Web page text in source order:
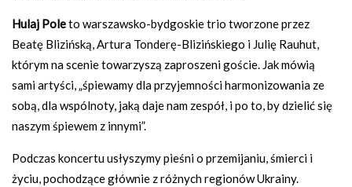
Hulaj Poleto warszawsko-bydgoskie trio tworzone przez
Beatę Blizińską, Artura Tonderę-Blizińskiego i Julię Rauhut,
którym na scenie towarzyszą zaproszeni goście. Jak mówią
sami artyści, „śpiewamy dla przyjemności harmonizowania ze
sobą, dla wspólnoty, jaką daje nam zespół, i po to, by dzielić się
naszym śpiewem z innymi”.
Podczas koncertu usłyszymy pieśni o przemijaniu, śmierci i
życiu, pochodzące głównie z różnych regionów Ukrainy.